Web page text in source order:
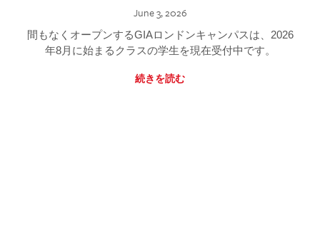
June 3, 2026
間もなくオープンするGIAロンドンキャンパスは、2026
年8月に始まるクラスの学生を現在受付中です。
続きを読む